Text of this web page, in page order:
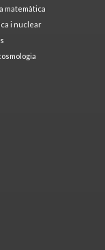
matemàtica
i nuclear